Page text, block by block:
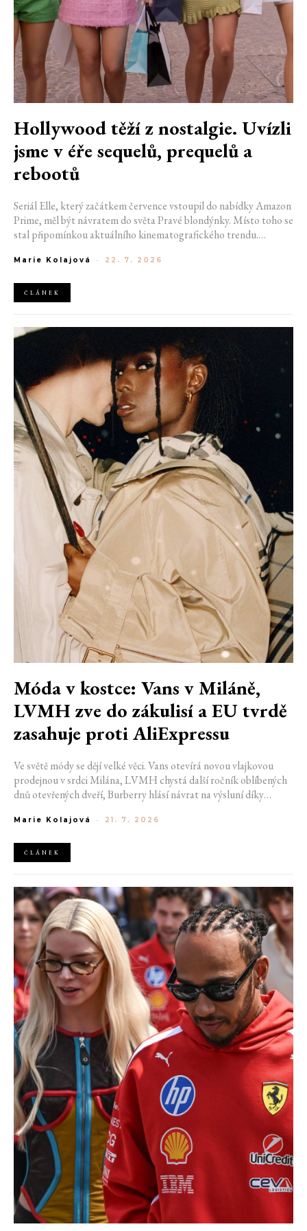
Hollywood těží z nostalgie. Uvízli
jsme v éře sequelů, prequelů a
rebootů
Seriál Elle, který začátkem července vstoupil do nabídky Amazon
Prime, měl být návratem do světa Pravé blondýnky. Místo toho se
stal připomínkou aktuálního kinematografického trendu.
Prequely, sequely, spin-offy i rebooty zaplnily kina i streamovací
vzácností. Proč se filmový průmysl tak moc bojí nových nápadů?
A můžeme si za to sami?
Marie Kolajová - 22. 7. 2026
ČLÁNEK
Móda v kostce: Vans v Miláně,
LVMH zve do zákulisí a EU tvrdě
zasahuje proti AliExpressu
Ve světě módy se dějí velké věci. Vans otevírá novou vlajkovou
prodejnou v srdci Milána, LVMH chystá další ročník oblíbených
dnů otevřených dveří, Burberry hlásí návrat na výsluní díky
AliExpress.
Marie Kolajová - 21. 7. 2026
ČLÁNEK